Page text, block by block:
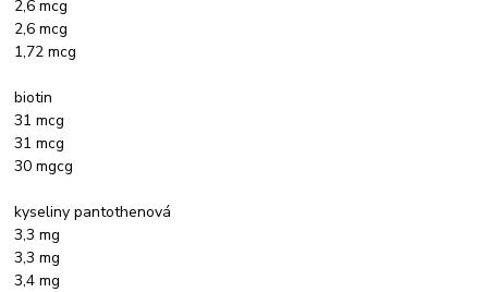
2,6 mcg
2,6 mcg
1,72 mcg
biotin
31 mcg
31 mcg
30 mgcg
kyseliny pantothenová
3,3 mg
3,3 mg
3,4 mg